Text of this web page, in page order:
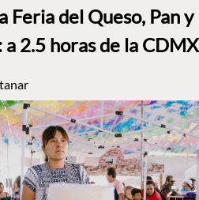
Feria del Queso, Pan y
a 2.5 horas de la CDMX